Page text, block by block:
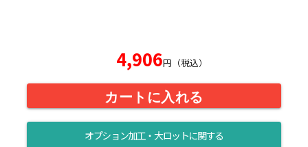
4,906円（税込）
カートに入れる
オプション加工・大ロットに関する